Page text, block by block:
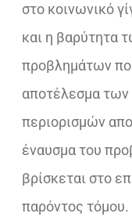
στο κοινωνικό
και η βαρύτητα
προβλημάτων
αποτέλεσμα
περιορισμών
έναυσμα του
βρίσκεται στο
παρόντος τόμου.